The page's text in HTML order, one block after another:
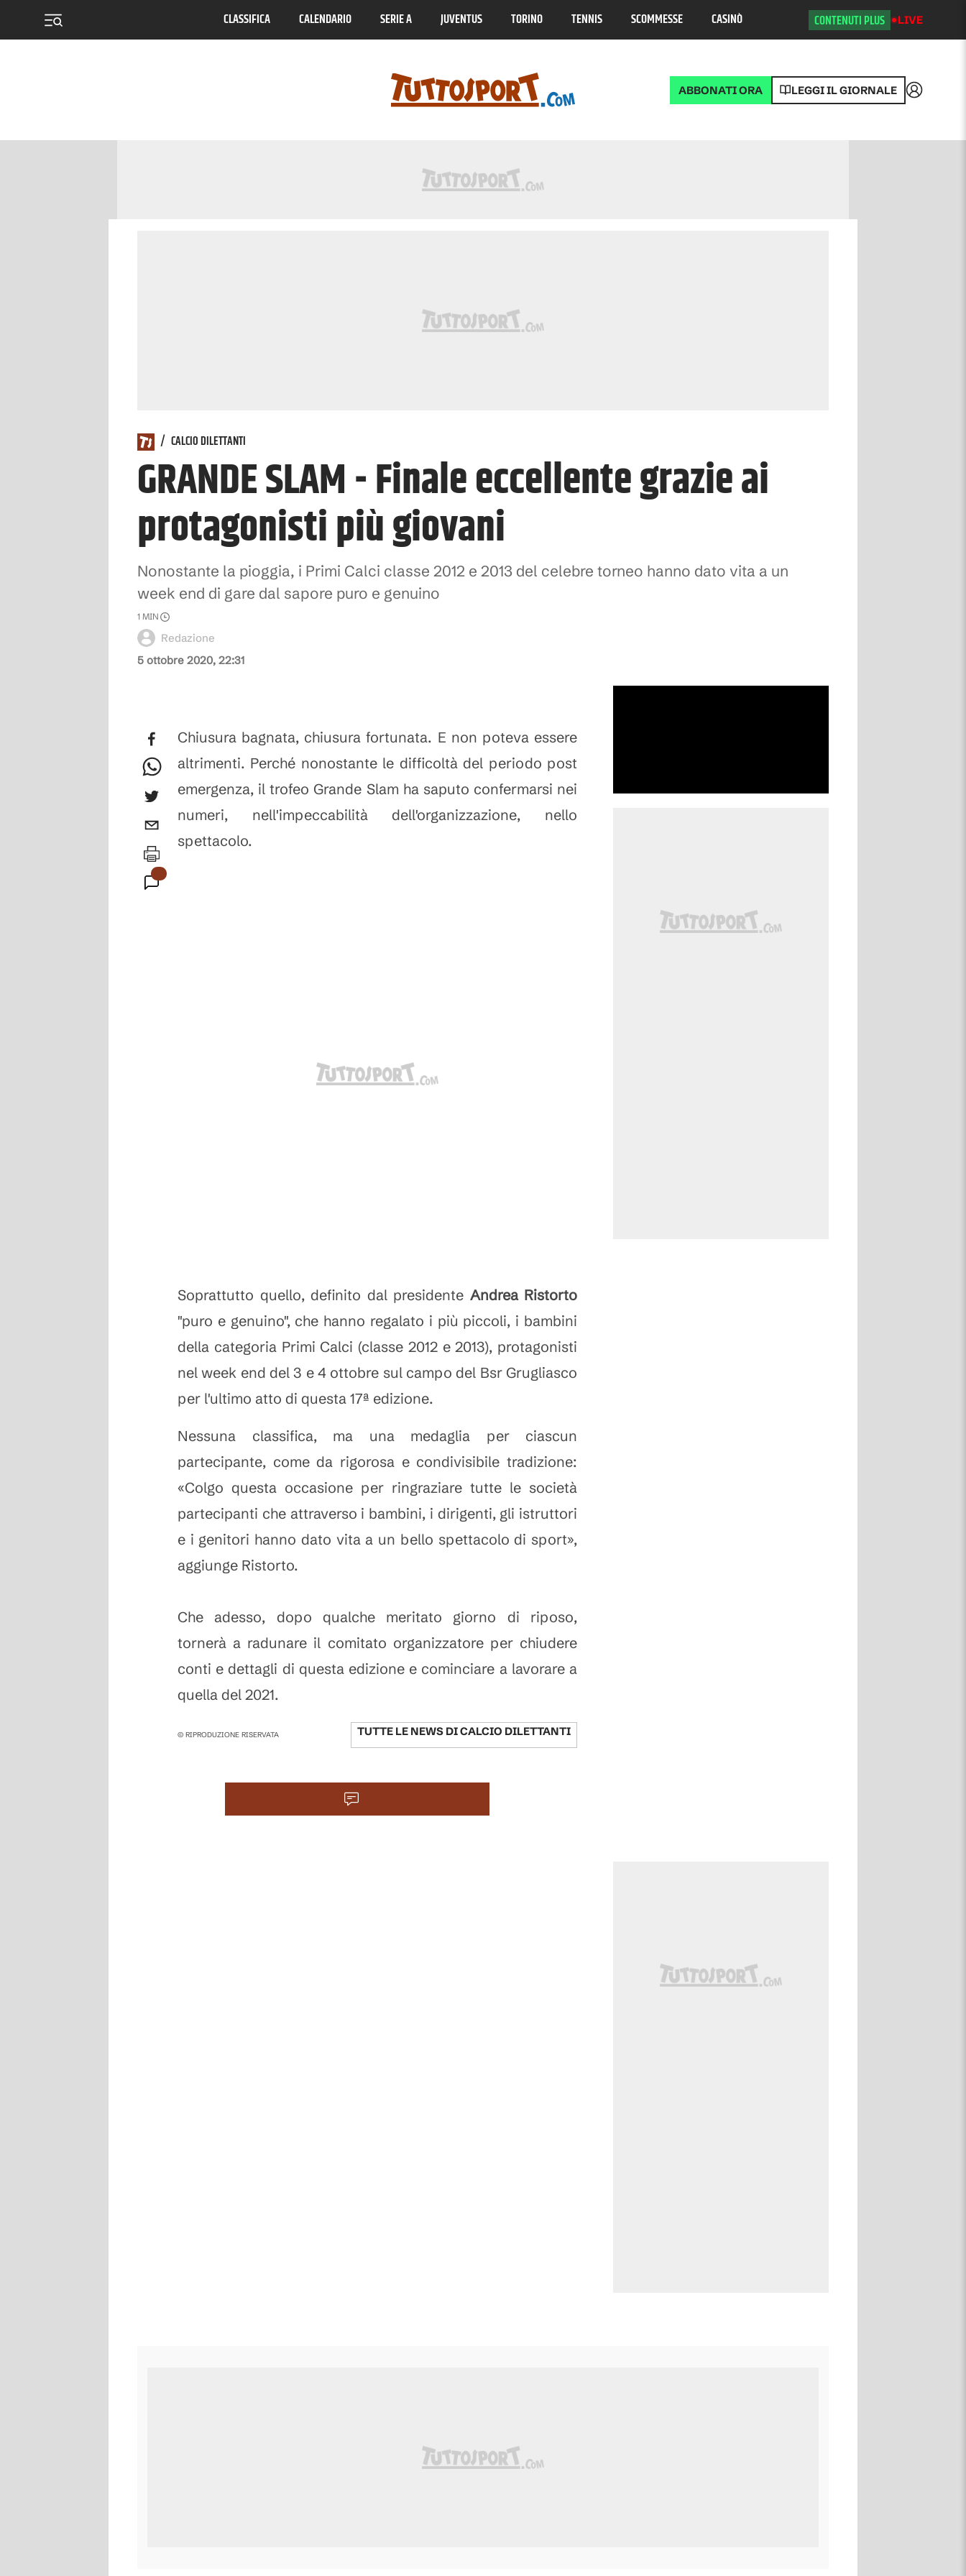
CLASSIFICA CALENDARIO SERIE A JUVENTUS TORINO TENNIS SCOMMESSE CASINÒ CONTENUTI PLUS LIVE
ABBONATI ORA LEGGI IL GIORNALE Accedi
/ CALCIO DILETTANTI
GRANDE SLAM - Finale eccellente grazie ai
protagonisti più giovani
Nonostante la pioggia, i Primi Calci classe 2012 e 2013 del celebre torneo hanno dato vita a un
week end di gare dal sapore puro e genuino
5 ottobre 2020, 22:31
Redazione
1 MIN
Chiusura bagnata, chiusura fortunata. E non poteva essere
altrimenti. Perché nonostante le difficoltà del periodo post
emergenza, il trofeo Grande Slam ha saputo confermarsi nei
numeri, nell'impeccabilità dell'organizzazione, nello
spettacolo.
Soprattutto quello, definito dal presidente Andrea Ristorto
"puro e genuino", che hanno regalato i più piccoli, i bambini
della categoria Primi Calci (classe 2012 e 2013), protagonisti
nel week end del 3 e 4 ottobre sul campo del Bsr Grugliasco
per l'ultimo atto di questa 17ª edizione.
Nessuna classifica, ma una medaglia per ciascun
partecipante, come da rigorosa e condivisibile tradizione:
«Colgo questa occasione per ringraziare tutte le società
partecipanti che attraverso i bambini, i dirigenti, gli istruttori
e i genitori hanno dato vita a un bello spettacolo di sport»,
aggiunge Ristorto.
Che adesso, dopo qualche meritato giorno di riposo,
tornerà a radunare il comitato organizzatore per chiudere
conti e dettagli di questa edizione e cominciare a lavorare a
quella del 2021.
© RIPRODUZIONE RISERVATA TUTTE LE NEWS DICALCIO DILETTANTI